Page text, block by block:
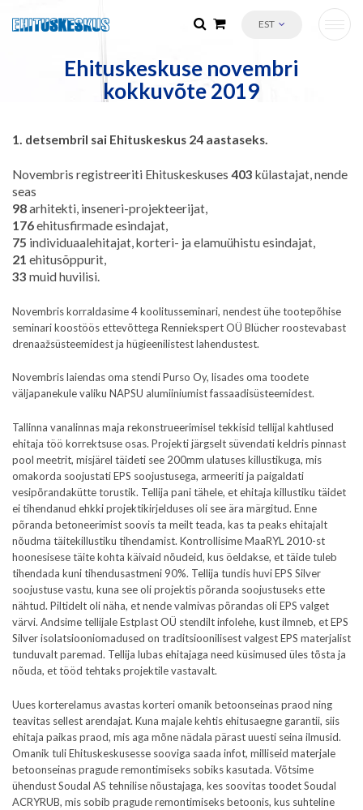
EST
Ehituskeskuse novembri
kokkuvõte 2019
1. detsembril sai Ehituskeskus 24 aastaseks.
Novembris registreeriti Ehituskeskuses 403 külastajat, nende
seas
98arhitekti, inseneri-projekteerijat,
176ehitusfirmade esindajat,
75 individuaalehitajat, korteri- ja elamuühistu esindajat,
21 ehitusõppurit,
33 muid huvilisi.
Novembris korraldasime 4 koolitusseminari, nendest ühe tootepõhise
seminari koostöös ettevõttega Renniekspert OÜ Blücher roostevabast
drenaažsüsteemidest ja hügieenilistest lahendustest.
Novembris laiendas oma stendi Purso Oy, lisades oma toodete
väljapanekule valiku NAPSU alumiiniumist fassaadisüsteemidest.
Tallinna vanalinnas maja rekonstrueerimisel tekkisid tellijal kahtlused
ehitaja töö korrektsuse osas. Projekti järgselt süvendati keldris pinnast
pool meetrit, misjärel täideti see 200mm ulatuses killustikuga, mis
omakorda soojustati EPS soojustusega, armeeriti ja paigaldati
vesipõrandakütte torustik. Tellija pani tähele, et ehitaja killustiku täidet
ei tihendanud ehkki projektikirjelduses oli see ära märgitud. Enne
põranda betoneerimist soovis ta meilt teada, kas ta peaks ehitajalt
nõudma täitekillustiku tihendamist. Kontrollisime MaaRYL 2010-st
hoonesisese täite kohta käivaid nõudeid, kus öeldakse, et täide tuleb
tihendada kuni tihendusastmeni 90%. Tellija tundis huvi EPS Silver
soojustuse vastu, kuna see oli projektis põranda soojustuseks ette
nähtud. Piltidelt oli näha, et nende valmivas põrandas oli EPS valget
värvi. Andsime tellijale Estplast OÜ stendilt infolehe, kust ilmneb, et EPS
Silver isolatsiooniomadused on traditsioonilisest valgest EPS materjalist
tunduvalt paremad. Tellija lubas ehitajaga need küsimused üles tõsta ja
nõuda, et tööd tehtaks projektile vastavalt.
Uues korterelamus avastas korteri omanik betoonseinas praod ning
teavitas sellest arendajat. Kuna majale kehtis ehitusaegne garantii, siis
ehitaja paikas praod, mis aga mõne nädala pärast uuesti seina ilmusid.
Omanik tuli Ehituskeskusesse sooviga saada infot, milliseid materjale
betoonseinas pragude remontimiseks sobiks kasutada. Võtsime
ühendust Soudal AS tehnilise nõustajaga, kes soovitas toodet Soudal
ACRYRUB, mis sobib pragude remontimiseks betoonis, kus suhteline